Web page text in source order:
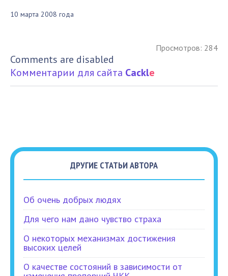
10 марта 2008 года
Просмотров: 284
Comments are disabled
Комментарии для сайта Cackle
ДРУГИЕ СТАТЬИ АВТОРА
Об очень добрых людях
Для чего нам дано чувство страха
О некоторых механизмах достижения
высоких целей
О качестве состояний в зависимости от